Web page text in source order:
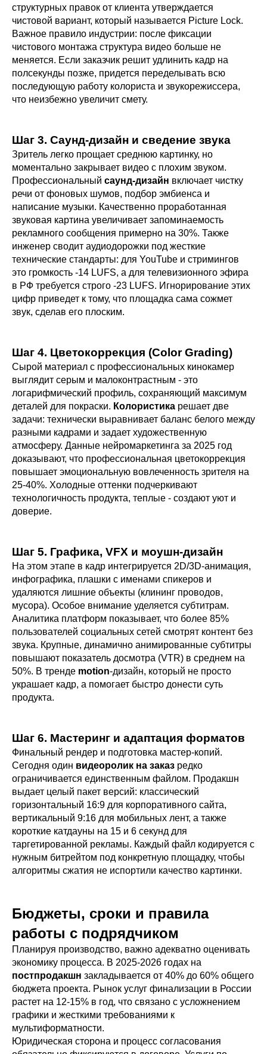
структурных правок от клиента утверждается
чистовой вариант, который называется Picture Lock.
Важное правило индустрии: после фиксации
чистового монтажа структура видео больше не
меняется. Если заказчик решит удлинить кадр на
полсекунды позже, придется переделывать всю
последующую работу колориста и звукорежиссера,
что неизбежно увеличит смету.
Шаг 3. Саунд-дизайн и сведение звука
Зритель легко прощает среднюю картинку, но
моментально закрывает видео с плохим звуком.
Профессиональный саунд-дизайн включает чистку
речи от фоновых шумов, подбор эмбиенса и
написание музыки. Качественно проработанная
звуковая картина увеличивает запоминаемость
рекламного сообщения примерно на 30%. Также
инженер сводит аудиодорожки под жесткие
технические стандарты: для YouTube и стримингов
это громкость -14 LUFS, а для телевизионного эфира
в РФ требуется строго -23 LUFS. Игнорирование этих
цифр приведет к тому, что площадка сама сожмет
звук, сделав его плоским.
Шаг 4. Цветокоррекция (Color Grading)
Сырой материал с профессиональных кинокамер
выглядит серым и малоконтрастным - это
логарифмический профиль, сохраняющий максимум
деталей для покраски. Колористика решает две
задачи: технически выравнивает баланс белого между
разными кадрами и задает художественную
атмосферу. Данные нейромаркетинга за 2025 год
доказывают, что профессиональная цветокоррекция
повышает эмоциональную вовлеченность зрителя на
25-40%. Холодные оттенки подчеркивают
технологичность продукта, теплые - создают уют и
доверие.
Шаг 5. Графика, VFX и моушн-дизайн
На этом этапе в кадр интегрируется 2D/3D-анимация,
инфографика, плашки с именами спикеров и
удаляются лишние объекты (клининг проводов,
мусора). Особое внимание уделяется субтитрам.
Аналитика платформ показывает, что более 85%
пользователей социальных сетей смотрят контент без
звука. Крупные, динамично анимированные субтитры
повышают показатель досмотра (VTR) в среднем на
50%. В тренде motion-дизайн, который не просто
украшает кадр, а помогает быстро донести суть
продукта.
Шаг 6. Мастеринг и адаптация форматов
Финальный рендер и подготовка мастер-копий.
Сегодня один видеоролик на заказ редко
ограничивается единственным файлом. Продакшн
выдает целый пакет версий: классический
горизонтальный 16:9 для корпоративного сайта,
вертикальный 9:16 для мобильных лент, а также
короткие катдауны на 15 и 6 секунд для
таргетированной рекламы. Каждый файл кодируется с
нужным битрейтом под конкретную площадку, чтобы
алгоритмы сжатия не испортили качество картинки.
Бюджеты, сроки и правила
работы с подрядчиком
Планируя производство, важно адекватно оценивать
экономику процесса. В 2025-2026 годах на
постпродакшн закладывается от 40% до 60% общего
бюджета проекта. Рынок услуг финализации в России
растет на 12-15% в год, что связано с усложнением
графики и жесткими требованиями к
мультиформатности.
Юридическая сторона и процесс согласования